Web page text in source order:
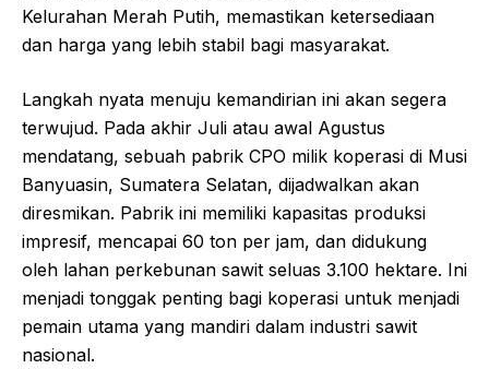
Kelurahan Merah Putih, memastikan ketersediaan
dan harga yang lebih stabil bagi masyarakat.
Langkah nyata menuju kemandirian ini akan segera
terwujud. Pada akhir Juli atau awal Agustus
mendatang, sebuah pabrik CPO milik koperasi di Musi
Banyuasin, Sumatera Selatan, dijadwalkan akan
diresmikan. Pabrik ini memiliki kapasitas produksi
impresif, mencapai 60 ton per jam, dan didukung
oleh lahan perkebunan sawit seluas 3.100 hektare. Ini
menjadi tonggak penting bagi koperasi untuk menjadi
pemain utama yang mandiri dalam industri sawit
nasional.